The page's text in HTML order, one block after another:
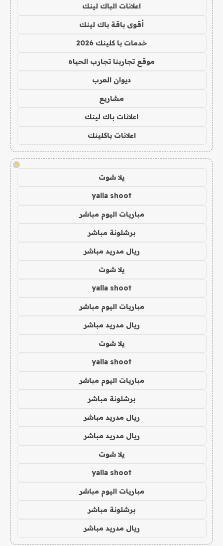
اعلانات الباك لينك
أقوى باقة باك لينك
خدمات با كلينك 2026
موقع تجاربنا تجارب الحياه
ديوان العرب
مشاريع
اعلانات باك لينك
اعلانات باكلينك
!
يلا شوت
yalla shoot
مباريات اليوم مباشر
برشلونة مباشر
ريال مدريد مباشر
يلا شوت
yalla shoot
مباريات اليوم مباشر
ريال مدريد مباشر
يلا شوت
yalla shoot
مباريات اليوم مباشر
برشلونة مباشر
ريال مدريد مباشر
ريال مدريد مباشر
يلا شوت
yalla shoot
مباريات اليوم مباشر
برشلونة مباشر
ريال مدريد مباشر